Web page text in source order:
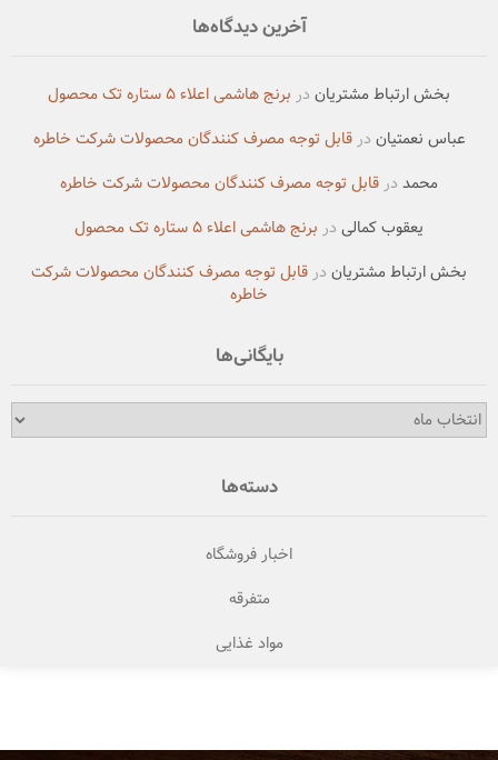
آخرین دیدگاه‌ها
بخش ارتباط مشتریان در برنج هاشمی اعلاء ۵ ستاره تک محصول
عباس نعمتیان درقابل توجه مصرف کنندگان محصولات شرکت خاطره
محمد درقابل توجه مصرف کنندگان محصولات شرکت خاطره
یعقوب کمالی در برنج هاشمی اعلاء ۵ ستاره تک محصول
بخش ارتباط مشتریان درقابل توجه مصرف کنندگان محصولات شرکت
خاطره
بایگانی‌ها
بایگانی‌ها
دسته‌ها
اخبار فروشگاه
متفرقه
مواد غذایی